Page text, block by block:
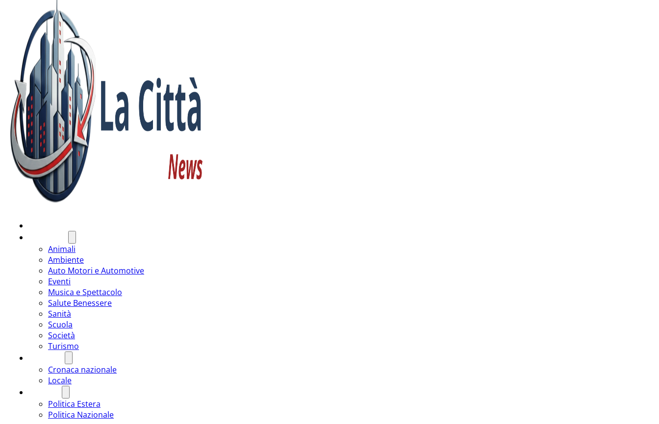
Animali
Ambiente
Auto Motori e Automotive
Eventi
Musica e Spettacolo
Salute Benessere
Sanità
Scuola
Società
Turismo
Cronaca nazionale
Locale
Politica Estera
Politica Nazionale